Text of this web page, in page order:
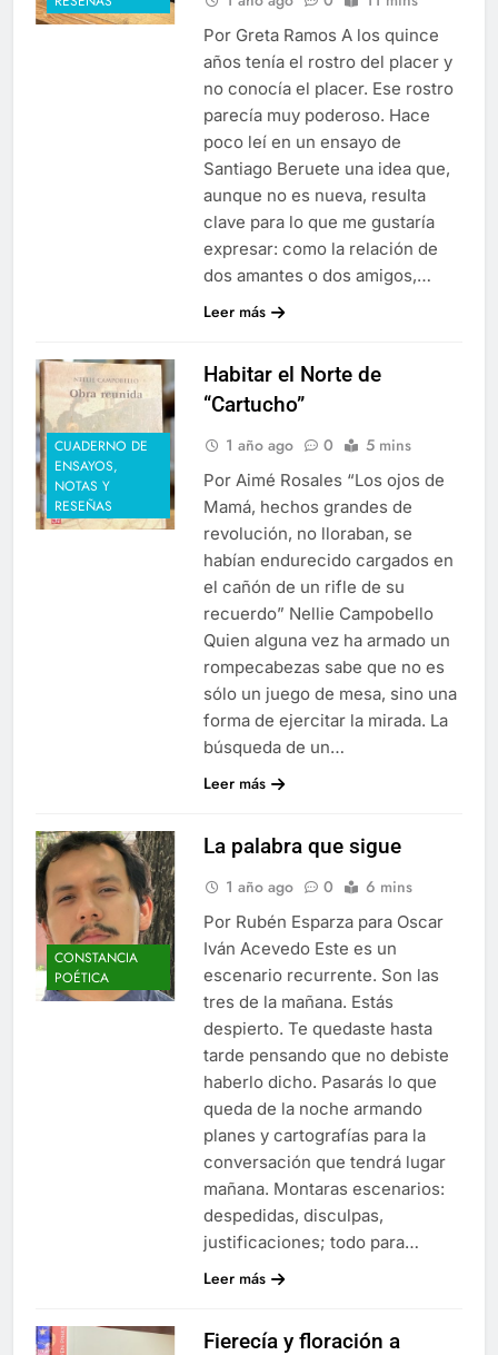
Por Greta Ramos A los quince
años tenía el rostro del placer y
no conocía el placer. Ese rostro
parecía muy poderoso. Hace
poco leí en un ensayo de
Santiago Beruete una idea que,
aunque no es nueva, resulta
clave para lo que me gustaría
expresar: como la relación de
dos amantes o dos amigos,…
Leer más
CUADERNO DE
ENSAYOS,
NOTAS Y
RESEÑAS
Habitar el Norte de
“Cartucho”
1 año ago 0 5 mins
Por Aimé Rosales “Los ojos de
Mamá, hechos grandes de
revolución, no lloraban, se
habían endurecido cargados en
el cañón de un rifle de su
recuerdo” Nellie Campobello
Quien alguna vez ha armado un
rompecabezas sabe que no es
sólo un juego de mesa, sino una
forma de ejercitar la mirada. La
búsqueda de un…
Leer más
CONSTANCIA
POÉTICA
La palabra que sigue
1 año ago 0 6 mins
Por Rubén Esparza para Oscar
Iván Acevedo Este es un
escenario recurrente. Son las
tres de la mañana. Estás
despierto. Te quedaste hasta
tarde pensando que no debiste
haberlo dicho. Pasarás lo que
queda de la noche armando
planes y cartografías para la
conversación que tendrá lugar
mañana. Montaras escenarios:
despedidas, disculpas,
justificaciones; todo para…
Leer más
Fierecía y floración a